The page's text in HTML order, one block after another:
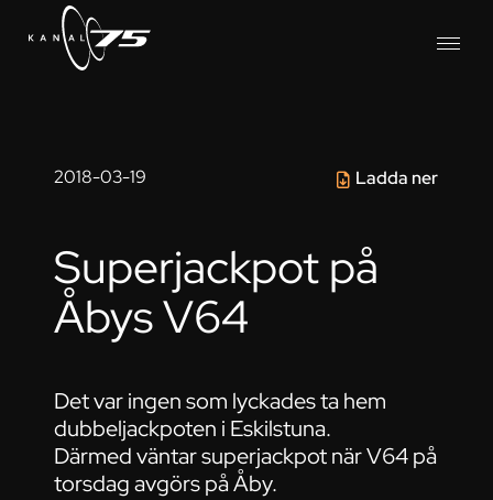
2018-03-19 Ladda ner
Superjackpot på
Åbys V64
Det var ingen som lyckades ta hem
dubbeljackpoten i Eskilstuna.
Därmed väntar superjackpot när V64 på
torsdag avgörs på Åby.